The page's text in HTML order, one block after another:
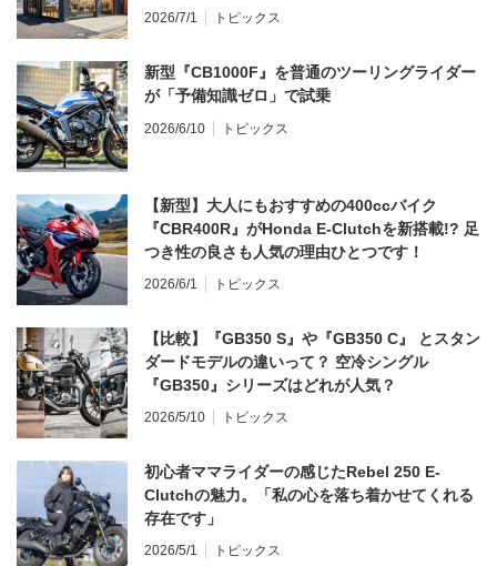
2026/7/1 トピックス
新型『CB1000F』を普通のツーリングライダー
が「予備知識ゼロ」で試乗
2026/6/10 トピックス
【新型】大人にもおすすめの400ccバイク
『CBR400R』がHonda E-Clutchを新搭載!? 足
つき性の良さも人気の理由ひとつです！
2026/6/1 トピックス
【比較】『GB350 S』や『GB350 C』 とスタン
ダードモデルの違いって？ 空冷シングル
『GB350』シリーズはどれが人気？
2026/5/10 トピックス
初心者ママライダーの感じたRebel 250 E-
Clutchの魅力。「私の心を落ち着かせてくれる
存在です」
2026/5/1 トピックス